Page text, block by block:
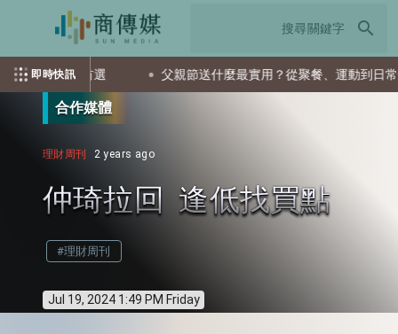
search
即時快訊
會是首選 父親節送什麼最實用？從聚餐、運動到日常營養
合作媒體
理財周刊 2 years ago
仲琦拉回 逢低找買點
#理財周刊
Jul 19, 2024 1:49 PM Friday